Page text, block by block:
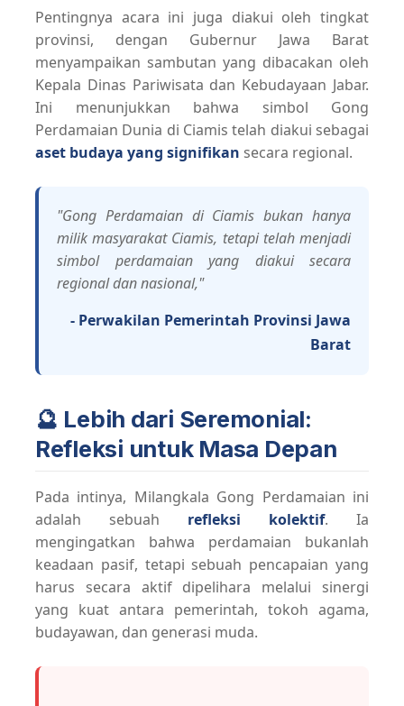
Pentingnya acara ini juga diakui oleh tingkat
provinsi, dengan Gubernur Jawa Barat
menyampaikan sambutan yang dibacakan oleh
Kepala Dinas Pariwisata dan Kebudayaan Jabar.
Ini menunjukkan bahwa simbol Gong
Perdamaian Dunia di Ciamis telah diakui sebagai
aset budaya yang signifikan secara regional.
"Gong Perdamaian di Ciamis bukan hanya
milik masyarakat Ciamis, tetapi telah menjadi
simbol perdamaian yang diakui secara
regional dan nasional,"
- Perwakilan Pemerintah Provinsi Jawa
Barat
🔮 Lebih dari Seremonial:
Refleksi untuk Masa Depan
Pada intinya, Milangkala Gong Perdamaian ini
adalah sebuah refleksi kolektif. Ia
mengingatkan bahwa perdamaian bukanlah
keadaan pasif, tetapi sebuah pencapaian yang
harus secara aktif dipelihara melalui sinergi
yang kuat antara pemerintah, tokoh agama,
budayawan, dan generasi muda.